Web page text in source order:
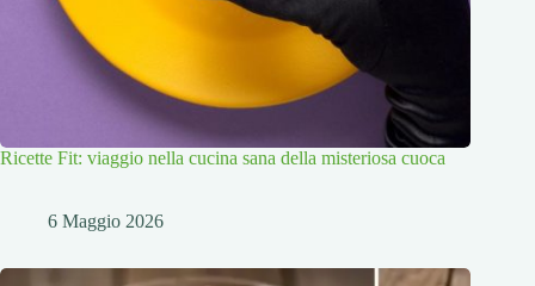
Ricette Fit: viaggio nella cucina sana della misteriosa cuoca
6 Maggio 2026